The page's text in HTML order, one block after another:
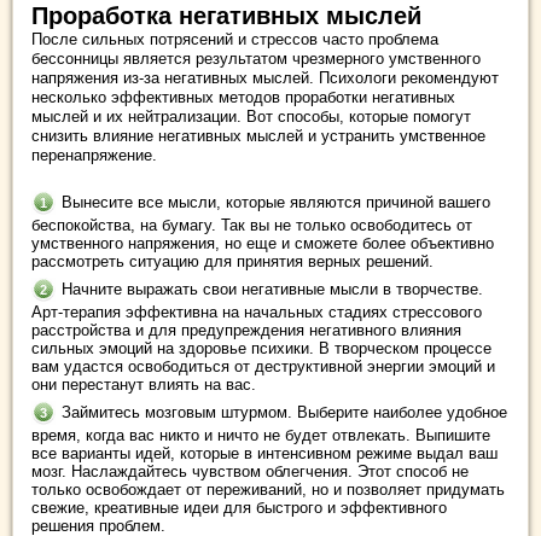
Проработка негативных мыслей
После сильных потрясений и стрессов часто проблема
бессонницы является результатом чрезмерного умственного
напряжения из-за негативных мыслей. Психологи рекомендуют
несколько эффективных методов проработки негативных
мыслей и их нейтрализации. Вот способы, которые помогут
снизить влияние негативных мыслей и устранить умственное
перенапряжение.
Вынесите все мысли, которые являются причиной вашего
беспокойства, на бумагу. Так вы не только освободитесь от
умственного напряжения, но еще и сможете более объективно
рассмотреть ситуацию для принятия верных решений.
Начните выражать свои негативные мысли в творчестве.
Арт-терапия эффективна на начальных стадиях стрессового
расстройства и для предупреждения негативного влияния
сильных эмоций на здоровье психики. В творческом процессе
вам удастся освободиться от деструктивной энергии эмоций и
они перестанут влиять на вас.
Займитесь мозговым штурмом. Выберите наиболее удобное
время, когда вас никто и ничто не будет отвлекать. Выпишите
все варианты идей, которые в интенсивном режиме выдал ваш
мозг. Наслаждайтесь чувством облегчения. Этот способ не
только освобождает от переживаний, но и позволяет придумать
свежие, креативные идеи для быстрого и эффективного
решения проблем.